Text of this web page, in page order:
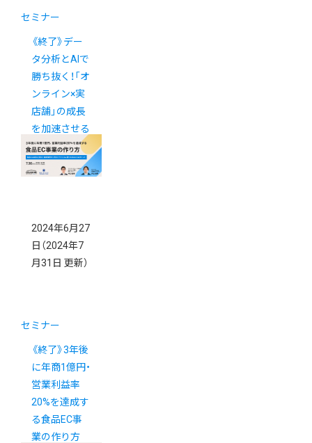
セミナー
《終了》デー
タ分析とAIで
勝ち抜く！「オ
ンライン×実
店舗」の成長
を加速させる
ビジネス戦略
2024年6月27
日 （2024年7
月31日 更新）
セミナー
《終了》3年後
に年商1億円・
営業利益率
20%を達成す
る食品EC事
業の作り方